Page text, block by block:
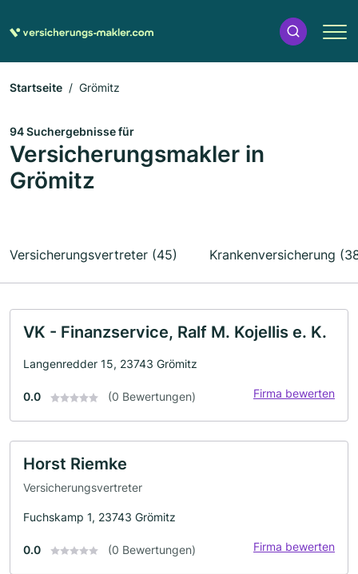
Startseite Grömitz
94 Suchergebnisse für
Versicherungsmakler in
Grömitz
Versicherungsvertreter (45) Krankenversicherung
VK - Finanzservice, Ralf M. Kojellis e. K.
Langenredder 15, 23743 Grömitz
0.0 (0 Bewertungen) Firma bewerten
Horst Riemke
Versicherungsvertreter
Fuchskamp 1, 23743 Grömitz
0.0 (0 Bewertungen) Firma bewerten